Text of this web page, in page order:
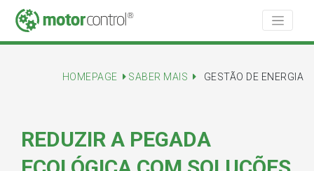
HOMEPAGE SABER MAIS GESTÃO DE ENERGIA
REDUZIR A PEGADA